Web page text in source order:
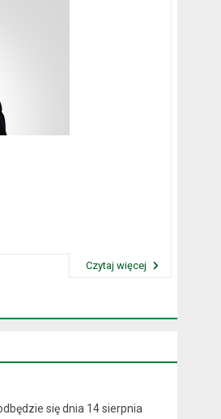
Czytaj więcej
się dnia 14 sierpnia